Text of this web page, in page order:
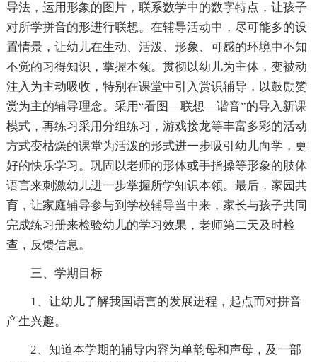
导法，运用形象的图片，联系数学中的数字特点，让孩子
对所学拼音的形进行联想。在辅导活动中，尽可能多的设
置情景，让幼儿在生动、活泼、形象、可感的环境中不知
不觉的习得知识，掌握本领。贯彻以幼儿为主体，变被动
注入为主动吸收，特别在课堂中引入赏识辅导，以鼓励赞
赏为主的辅导理念。采用“看图—联想—谐音”的导入新课
模式，再练习采用分组练习，游戏接龙等丰富多彩的活动
方式变枯燥的课堂为活泼的形式进一步吸引幼儿向学，更
好的快乐学习。巩固以老师的形体或手指操等形象的肢体
语言来刺激幼儿进一步掌握所学知识本领。最后，家园共
育，让家庭辅导参与到学校辅导当中来，家长与孩子共同
完成练习册来检验幼儿的学习效果，老师第二天及时检
查，反馈信息。
三、学期目标
1、让幼儿了解我国语言的发展进程，起点而对拼音
产生兴趣。
2、知道本学期的辅导内容为单韵母和声母，及一部